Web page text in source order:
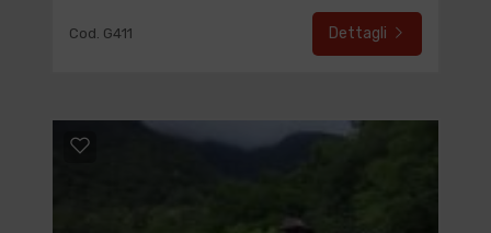
Cod. G411 Dettagli